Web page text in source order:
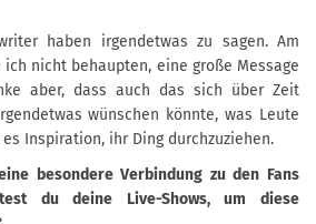
haben irgendetwas zu sagen. Am
nicht behaupten, eine große Message
aber, dass auch das sich über Zeit
wünschen könnte, was Leute
Inspiration, ihr Ding durchzuziehen.
besondere Verbindung zu den Fans
du deine Live-Shows, um diese